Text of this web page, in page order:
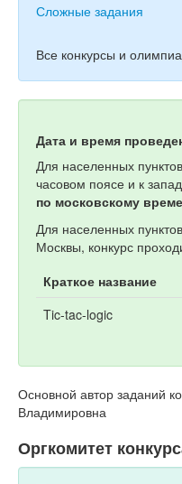
Сложные задания
Все конкурсы и
Дата и время
Для населенных
часовом поясе и к
по московскому
Для населенных
Москвы, конкурс
Краткое название
Tic-tac-logic
Основной автор заданий
Владимировна
Оргкомитет